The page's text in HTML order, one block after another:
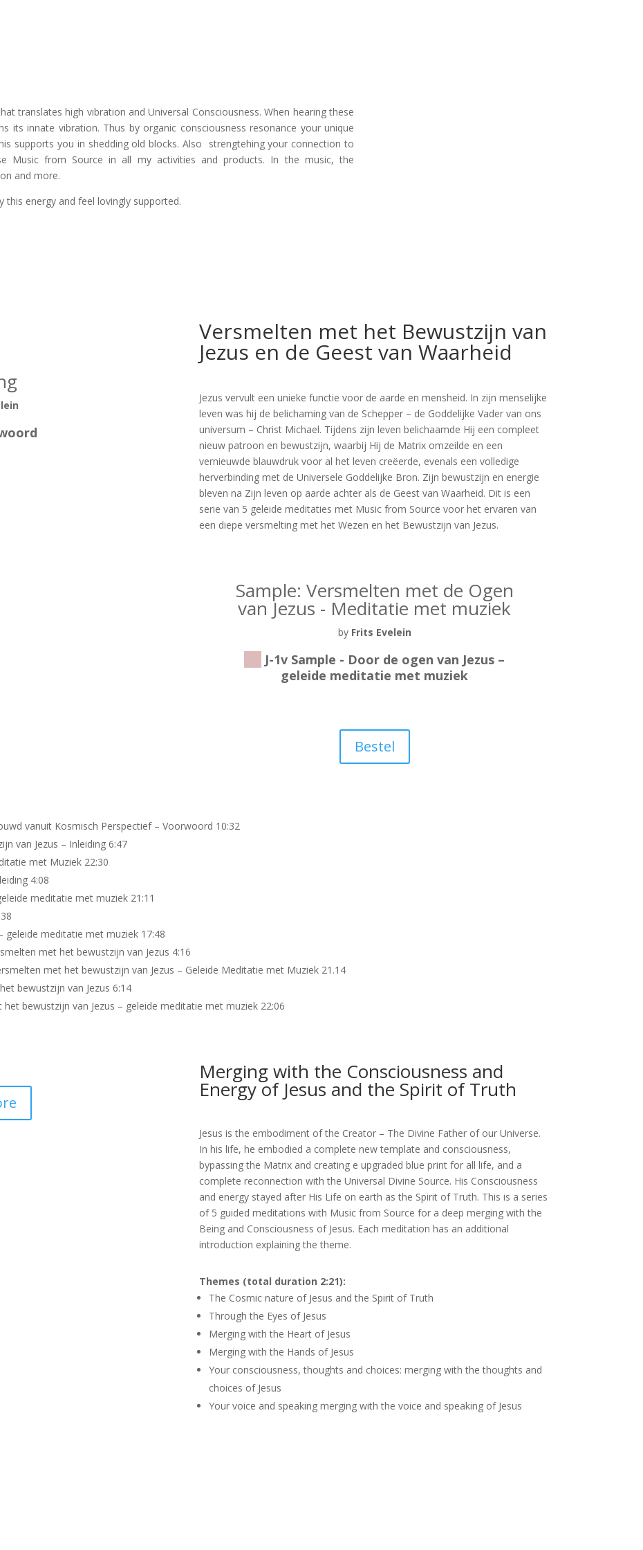
translates high vibration and Universal Consciousness. When hearing these
its innate vibration. Thus by organic consciousness resonance your unique
supports you in shedding old blocks. Also strengtehing your connection to
Music from Source in all my activities and products. In the music, the
and more.
this energy and feel lovingly supported.
Versmelten met het Bewustzijn van
Jezus en de Geest van Waarheid
Jezus vervult een unieke functie voor de aarde en mensheid. In zijn menselijke
leven was hij de belichaming van de Schepper – de Goddelijke Vader van ons
universum – Christ Michael. Tijdens zijn leven belichaamde Hij een compleet
nieuw patroon en bewustzijn, waarbij Hij de Matrix omzeilde en een
vernieuwde blauwdruk voor al het leven creëerde, evenals een volledige
herverbinding met de Universele Goddelijke Bron. Zijn bewustzijn en energie
bleven na Zijn leven op aarde achter als de Geest van Waarheid. Dit is een
serie van 5 geleide meditaties met Music from Source voor het ervaren van
een diepe versmelting met het Wezen en het Bewustzijn van Jezus.
Sample: Versmelten met de Ogen
van Jezus - Meditatie met muziek
by Frits Evelein
J-1v Sample - Door de ogen van Jezus –
geleide meditatie met muziek
Bestel
vanuit Kosmisch Perspectief – Voorwoord 10:32
van Jezus – Inleiding 6:47
met Muziek 22:30
4:08
meditatie met muziek 21:11
geleide meditatie met muziek 17:48
met het bewustzijn van Jezus 4:16
met het bewustzijn van Jezus – Geleide Meditatie met Muziek 21.14
bewustzijn van Jezus 6:14
bewustzijn van Jezus – geleide meditatie met muziek 22:06
Merging with the Consciousness and
Energy of Jesus and the Spirit of Truth
Jesus is the embodiment of the Creator – The Divine Father of our Universe.
In his life, he embodied a complete new template and consciousness,
bypassing the Matrix and creating e upgraded blue print for all life, and a
complete reconnection with the Universal Divine Source. His Consciousness
and energy stayed after His Life on earth as the Spirit of Truth. This is a series
of 5 guided meditations with Music from Source for a deep merging with the
Being and Consciousness of Jesus. Each meditation has an additional
introduction explaining the theme.
Themes (total duration 2:21):
The Cosmic nature of Jesus and the Spirit of Truth
Through the Eyes of Jesus
Merging with the Heart of Jesus
Merging with the Hands of Jesus
Your consciousness, thoughts and choices: merging with the thoughts and
choices of Jesus
Your voice and speaking merging with the voice and speaking of Jesus